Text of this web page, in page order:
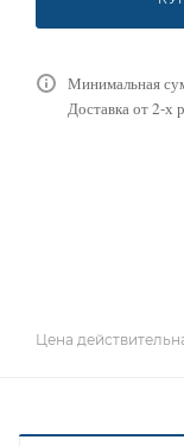
Минимальная
Доставка от 2-х
Цена